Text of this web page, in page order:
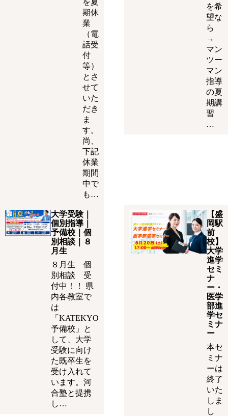
を夏
期休
業
（電
話受
付
等）
とさ
せて
いた
だき
ま
す。
尚、
下記
休業
期間
中で
も…
を希
望な
ら
→
マン
ツー
マン
指導
の夏
期講
習
…
大学受験｜
個別指導｜
予備校｜個
別相談｜８
月生
８月生 個
別相談 受
付中！！ 県
内各教室で
は
「KATEKYO
予備校」と
して、大学
受験に向け
た既卒生を
受け入れて
います。河
合塾と提携
し…
【盛
岡駅
前
校】
大学
進学
セミ
ナ
ー・
医学
部進
学セ
ミナ
ー
本セ
ミナ
ーは
終了
いた
しま
し